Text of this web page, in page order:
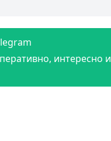
интересно и